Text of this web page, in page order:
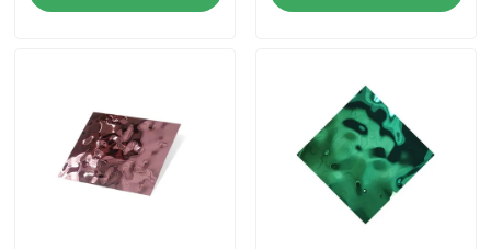
ビデオ
企業情報